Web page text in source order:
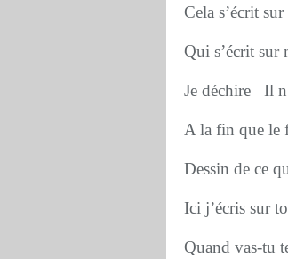
Cela s’écrit
Qui s’écrit sur
Je déchire Il
A la fin que le
Dessin de ce
Ici j’écris sur
Quand vas-tu